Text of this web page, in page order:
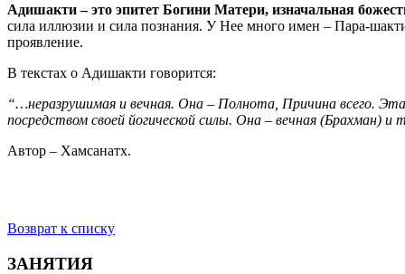
Адишакти – это эпитет Богини Матери, изначальная
сила иллюзии и сила познания. У Нее много имен – Пара-
проявление.
В текстах о Адишакти говорится:
“…неразрушимая и вечная. Она – Полнота, Причина всего.
посредством своей йогической силы. Она – вечная (Брахман)
Автор – Хамсанатх.
Возврат к списку
ЗАНЯТИЯ